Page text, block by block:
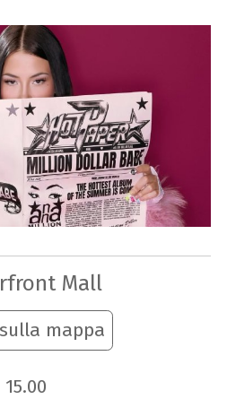
Mall
mappa
15.00